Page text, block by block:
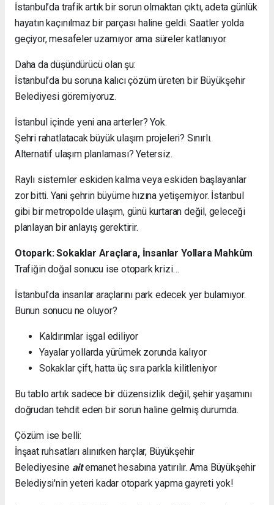
İstanbul’da trafik artık bir sorun olmaktan çıktı, adeta günlük
hayatın kaçınılmaz bir parçası haline geldi. Saatler yolda
geçiyor, mesafeler uzamıyor ama süreler katlanıyor.
Daha da düşündürücü olan şu:
İstanbul’da bu soruna kalıcı çözüm üreten bir Büyükşehir
Belediyesi göremiyoruz.
İstanbul içinde yeni ana arterler? Yok.
Şehri rahatlatacak büyük ulaşım projeleri? Sınırlı.
Alternatif ulaşım planlaması? Yetersiz.
Raylı sistemler eskiden kalma veya eskiden başlayanlar
zor bitti. Yani şehrin büyüme hızına yetişemiyor. İstanbul
gibi bir metropolde ulaşım, günü kurtaran değil, geleceği
planlayan bir anlayış gerektirir.
Otopark: Sokaklar Araçlara, İnsanlar Yollara Mahkûm
Trafiğin doğal sonucu ise otopark krizi…
İstanbul’da insanlar araçlarını park edecek yer bulamıyor.
Bunun sonucu ne oluyor?
Kaldırımlar işgal ediliyor
Yayalar yollarda yürümek zorunda kalıyor
Sokaklar çift, hatta üç sıra parkla kilitleniyor
Bu tablo artık sadece bir düzensizlik değil, şehir yaşamını
doğrudan tehdit eden bir sorun haline gelmiş durumda.
Çözüm ise belli:
İnşaat ruhsatları alınırken harçlar, Büyükşehir
Belediyesine aitemanet hesabına yatırılır. Ama Büyükşehir
Belediysi'nin yeteri kadar otopark yapma gayreti yok!